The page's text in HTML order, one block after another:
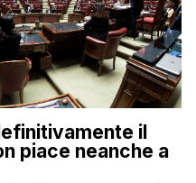
il
piace neanche a